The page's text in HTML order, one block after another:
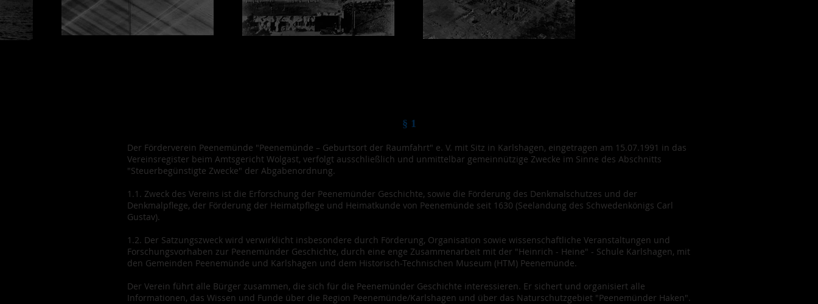
§ 1
Der Förderverein Peenemünde "Peenemünde – Geburtsort der Raumfahrt" e. V. mit Sitz in Karlshagen, eingetragen am 15.07.1991 in das
Vereinsregister beim Amtsgericht Wolgast, verfolgt ausschließlich und unmittelbar gemeinnützige Zwecke im Sinne des Abschnitts
"Steuerbegünstigte Zwecke" der Abgabenordnung.
1.1. Zweck des Vereins ist die Erforschung der Peenemünder Geschichte, sowie die Förderung des Denkmalschutzes und der
Denkmalpflege, der Förderung der Heimatpflege und Heimatkunde von Peenemünde seit 1630 (Seelandung des Schwedenkönigs Carl
Gustav).
1.2. Der Satzungszweck wird verwirklicht insbesondere durch Förderung, Organisation sowie wissenschaftliche Veranstaltungen und
Forschungsvorhaben zur Peenemünder Geschichte, durch eine enge Zusammenarbeit mit der "Heinrich - Heine" - Schule Karlshagen, mit
den Gemeinden Peenemünde und Karlshagen und dem Historisch-Technischen Museum (HTM) Peenemünde.
Der Verein führt alle Bürger zusammen, die sich für die Peenemünder Geschichte interessieren. Er sichert und organisiert alle
Informationen, das Wissen und Funde über die Region Peenemünde/Karlshagen und über das Naturschutzgebiet "Peenemünder Haken".